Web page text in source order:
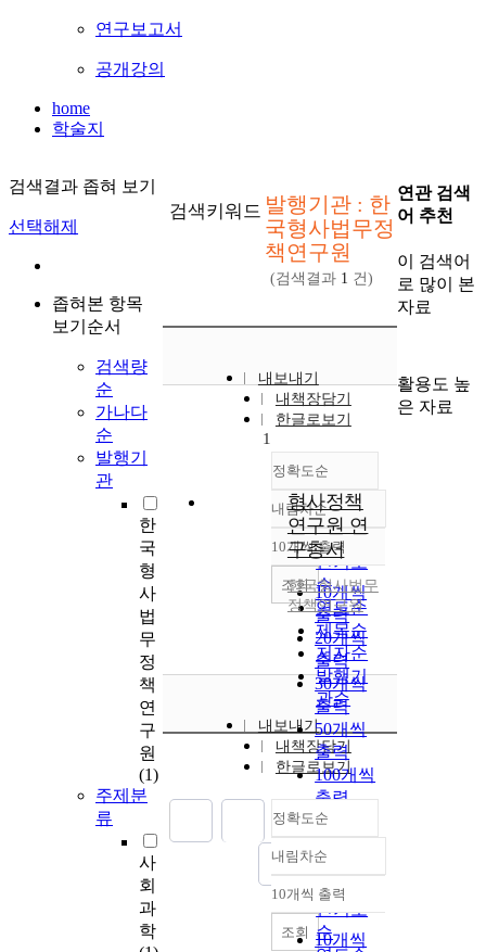
연구보고서
공개강의
home
학술지
검색결과 좁혀 보기
선택해제
좁혀본 항목
보기순서
검색량
순
가나다
순
발행기
관
한
국
형
사
법
무
정
책
연
구
원
(1)
주제분
류
사
회
과
학
검색키워드 발행기관 : 한
국형사법무정
책연구원
(검색결과 1 건)
내보내기
내책장담기
한글로보기
정확도순
정확도
순
인기도
순
연도순
제목순
저자순
발행기
관순
내림차순
내림차순
10개씩 출력
10개씩
출력
20개씩
출력
30개씩
출력
50개씩
출력
100개씩
출력
조회
1
형사정책
연구원 연
구총서
한국형사법무
정책연구원
내보내기
내책장담기
한글로보기
정확도순
정확도
순
인기도
순
내림차순
내림차순
10개씩 출력
10개씩
조회
연관 검색
어 추천
이 검색어
로 많이 본
자료
활용도 높
은 자료